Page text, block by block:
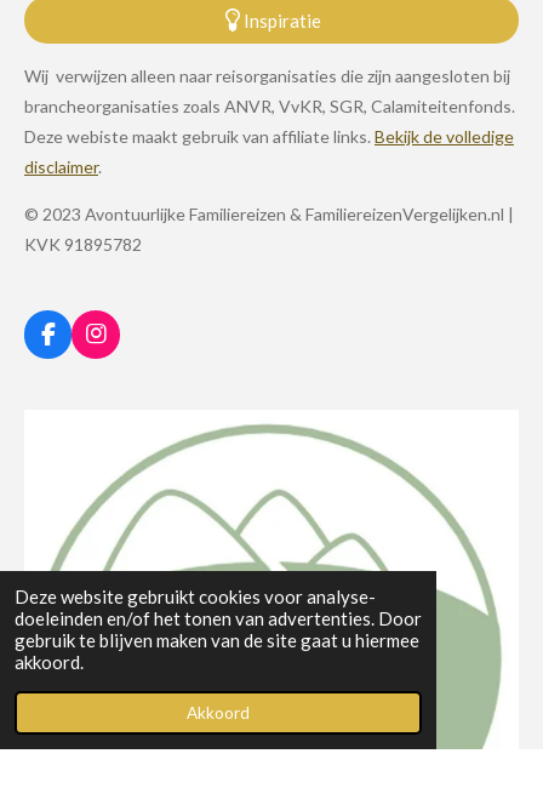
Deze website gebruikt cookies voor analyse-
doeleinden en/of het tonen van advertenties. Door
gebruik te blijven maken van de site gaat u hiermee
akkoord.
Akkoord
Inspiratie
Wij verwijzen alleen naar reisorganisaties die zijn aangesloten bij
brancheorganisaties zoals ANVR, VvKR, SGR, Calamiteitenfonds.
Deze webiste maakt gebruik van affiliate links. Bekijk de volledige
disclaimer.
© 2023 Avontuurlijke Familiereizen & FamiliereizenVergelijken.nl |
KVK 91895782
F
a
I
n
a
m